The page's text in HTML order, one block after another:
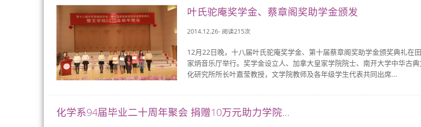
叶氏驼庵奖学金、蔡章阁奖助学金颁发
2014.12.26- 阅读215次
12月22日晚，十八届叶氏驼庵奖学金、第十届蔡章阁奖助学金颁奖典礼在田
家炳音乐厅举行。奖学金设立人、加拿大皇家学院院士、南开大学中华古
化研究所所长叶嘉莹教授，文学院教师及各年级学生代表共同出席...
化学系94届毕业二十周年聚会 捐赠10万元助力学院...